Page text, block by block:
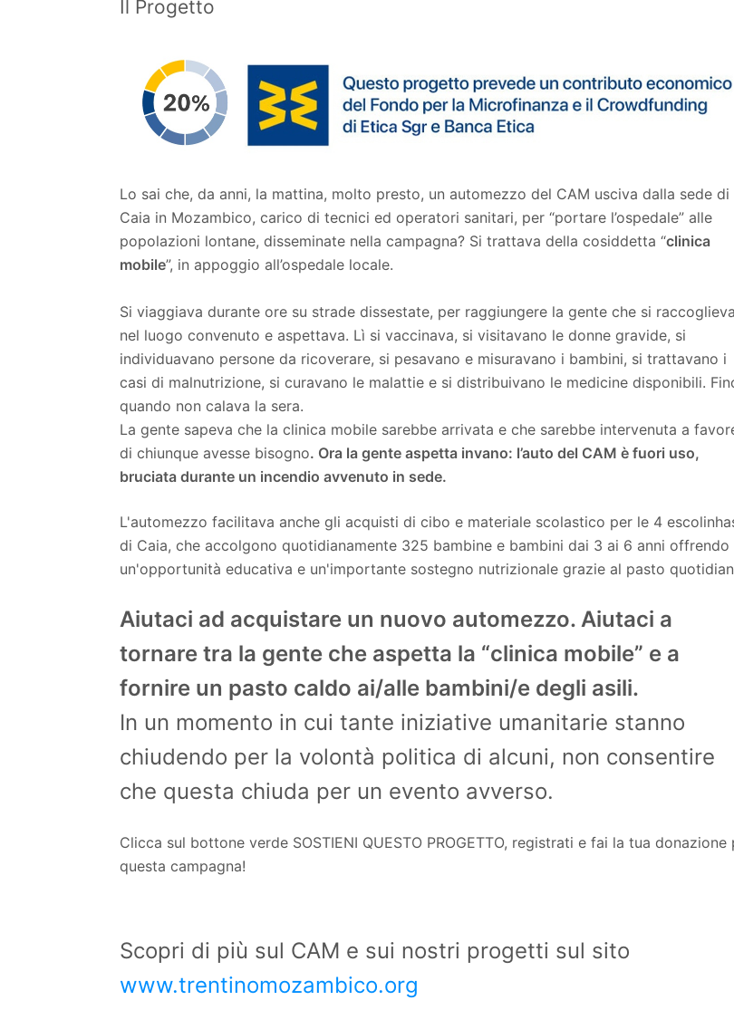
Il Progetto
Lo sai che, da anni, la mattina, molto presto, un automezzo del CAM usciva dalla sede di
Caia in Mozambico, carico di tecnici ed operatori sanitari, per “portare l’ospedale” alle
popolazioni lontane, disseminate nella campagna? Si trattava della cosiddetta “clinica
mobile”, in appoggio all’ospedale locale.
Si viaggiava durante ore su strade dissestate, per raggiungere la gente che si raccoglieva
nel luogo convenuto e aspettava. Lì si vaccinava, si visitavano le donne gravide, si
individuavano persone da ricoverare, si pesavano e misuravano i bambini, si trattavano i
casi di malnutrizione, si curavano le malattie e si distribuivano le medicine disponibili.
quando non calava la sera.
La gente sapeva che la clinica mobile sarebbe arrivata e che sarebbe intervenuta a
di chiunque avesse bisogno. Ora la gente aspetta invano: l’auto del CAM è fuori uso,
bruciata durante un incendio avvenuto in sede.
L'automezzo facilitava anche gli acquisti di cibo e materiale scolastico per le 4
di Caia, che accolgono quotidianamente 325 bambine e bambini dai 3 ai 6 anni offrendo
un'opportunità educativa e un'importante sostegno nutrizionale grazie al pasto
Aiutaci ad acquistare un nuovo automezzo. Aiutaci a
tornare tra la gente che aspetta la “clinica mobile” e a
fornire un pasto caldo ai/alle bambini/e degli asili.
In un momento in cui tante iniziative umanitarie stanno
chiudendo per la volontà politica di alcuni, non consentire
che questa chiuda per un evento avverso.
Clicca sul bottone verde SOSTIENI QUESTO PROGETTO, registrati e fai la tua donazione
questa campagna!
Scopri di più sul CAM e sui nostri progetti sul sito
www.trentinomozambico.org